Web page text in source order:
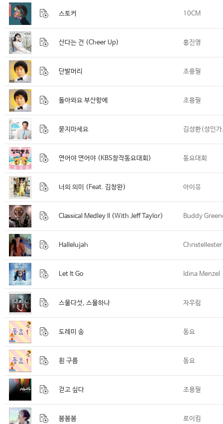
스토커 10CM
산다는 건 (Cheer Up) 홍진영
단발머리 조용필
돌아와요 부산항에 조용필
묻지마세요 김성환(성인
연어야 연어야 (KBS창작동요대회) 동요대회
너의 의미 (Feat. 김창완) 아이유
Classical Medley II (With Jeff Taylor) Buddy
Hallelujah Christellester
Let It Go Idina Menzel
스물다섯, 스물하나 자우림
도레미 송 동요
흰 구름 동요
걷고 싶다 조용필
봄봄봄 로이킴